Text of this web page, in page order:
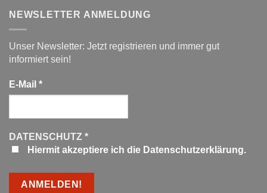
NEWSLETTER ANMELDUNG
Unser Newsletter: Jetzt registrieren und immer gut
informiert sein!
E-Mail *
DATENSCHUTZ *
Hiermit akzeptiere ich die Datenschutzerklärung.